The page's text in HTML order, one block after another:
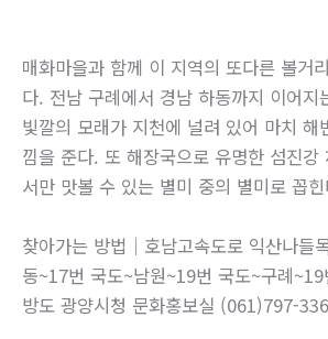
매화마을과 함께 이 지역의 또다른 볼거
다. 전남 구례에서 경남 하동까지 이어지
빛깔의 모래가 지천에 널려 있어 마치 해
낌을 준다. 또 해장국으로 유명한 섬진강
서만 맛볼 수 있는 별미 중의 별미로 꼽
찾아가는 방법｜호남고속도로 익산나들
동~17번 국도~남원~19번 국도~구례
방도 광양시청 문화홍보실 (061)797-